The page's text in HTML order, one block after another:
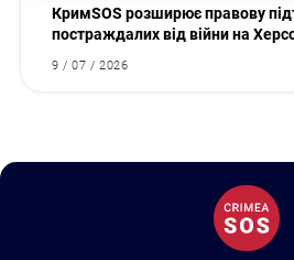
КримSOS розширює правову
постраждалих від війни на
9 / 07 / 2026